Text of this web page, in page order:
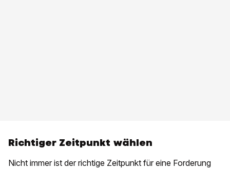
Richtiger Zeitpunkt wählen
Nicht immer ist der richtige Zeitpunkt für eine Forderung